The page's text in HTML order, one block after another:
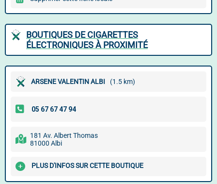
BOUTIQUES DE CIGARETTES
ÉLECTRONIQUES À PROXIMITÉ
ARSENE VALENTIN ALBI (1.5 km)
181 Av. Albert Thomas
81000 Albi
PLUS D'INFOS SUR CETTE BOUTIQUE